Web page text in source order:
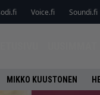
Voice.fi Soundi.fi
MIKKO KUUSTONEN